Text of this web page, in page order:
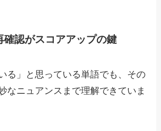
確認がスコアアップの鍵
る」と思っている単語でも、その
なニュアンスまで理解できていま